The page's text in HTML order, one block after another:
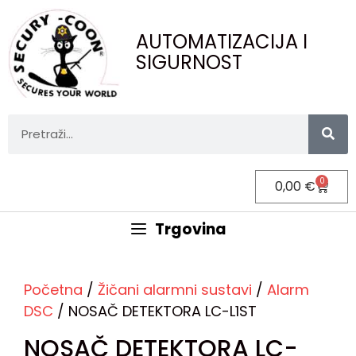
AUTOMATIZACIJA I
SIGURNOST
0,00 € 0
Trgovina
Početna / Žičani alarmni sustavi / Alarm
DSC / NOSAČ DETEKTORA LC-L1ST
NOSAČ DETEKTORA LC-